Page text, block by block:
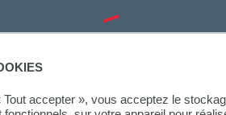
Tout accepter », vous acceptez le